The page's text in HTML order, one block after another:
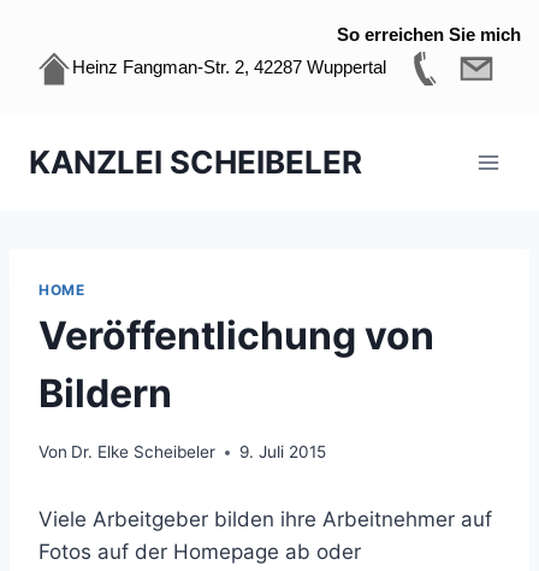
So erreichen Sie mich
Heinz Fangman-Str. 2, 42287 Wuppertal
InhaltKANZLEI SCHEIBELER
HOME
Veröffentlichung von
Bildern
Von Dr. Elke Scheibeler 9. Juli 2015
Viele Arbeitgeber bilden ihre Arbeitnehmer auf
Fotos auf der Homepage ab oder